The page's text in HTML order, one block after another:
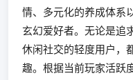
情、多元化的养成体系
玄幻爱好者。无论是追
休闲社交的轻度用户，
趣。根据当前玩家活跃